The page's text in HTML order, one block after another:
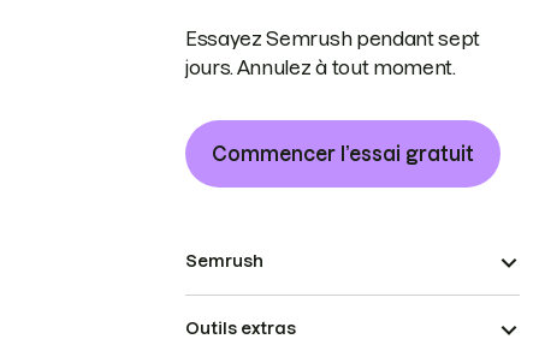
Essayez Semrush pendant sept
jours. Annulez à tout moment.
Commencer l’essai gratuit
Semrush
Outils extras